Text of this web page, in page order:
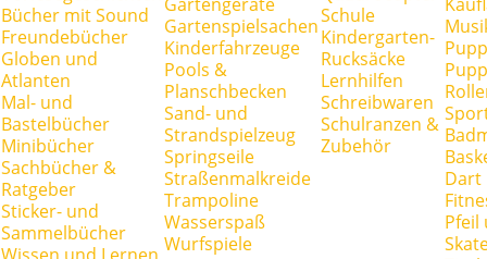
Bücher mit Sound
Freundebücher
Globen und
Atlanten
Mal- und
Bastelbücher
Minibücher
Sachbücher &
Ratgeber
Sticker- und
Sammelbücher
Gartenspielsachen
Kinderfahrzeuge
Pools &
Planschbecken
Sand- und
Strandspielzeug
Springseile
Straßenmalkreide
Trampoline
Wasserspaß
Wurfspiele
Schule
Kindergarten-
Rucksäcke
Lernhilfen
Schreibwaren
Schulranzen &
Zubehör
Dart
Pfeil